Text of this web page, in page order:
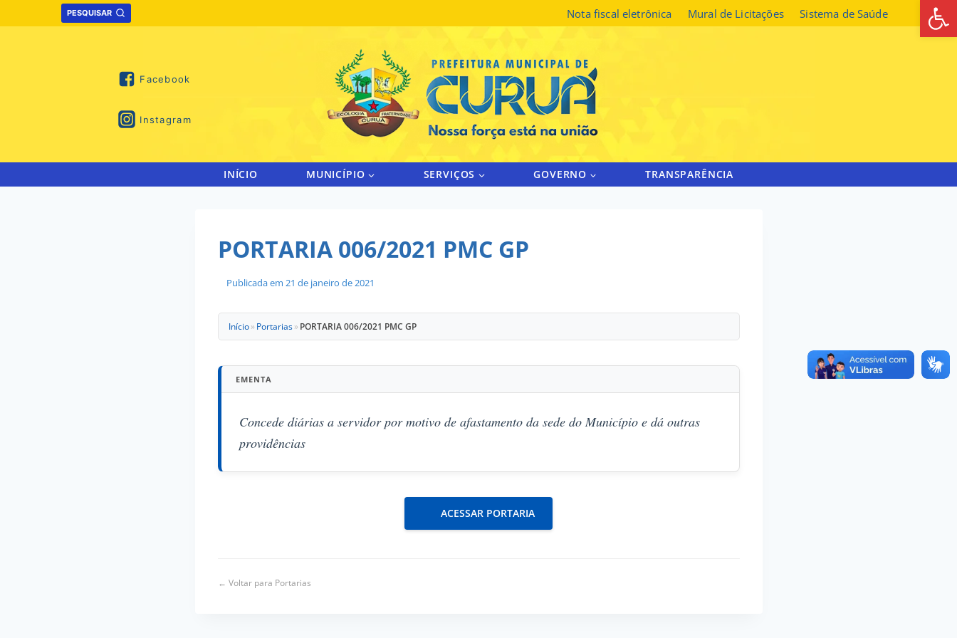
to
PESQUISAR Nota fiscal eletrônica Mural de Licitações Sistema de Saúde
Facebook
Instagram
INÍCIO MUNICÍPIO SERVIÇOS GOVERNO TRANSPARÊNCIA
PORTARIA 006/2021 PMC GP
Publicada em 21 de janeiro de 2021
Início » Portarias » PORTARIA 006/2021 PMC GP
EMENTA
Concede diárias a servidor por motivo de afastamento da sede do Município e dá outras
providências
ACESSAR PORTARIA
← Voltar para Portarias